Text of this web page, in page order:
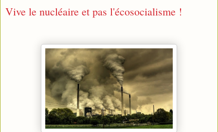
Vive le nucléaire et pas l'écosocialisme !